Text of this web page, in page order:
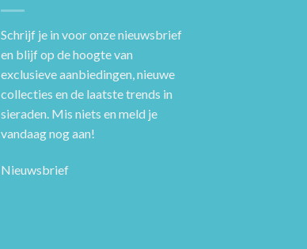
Schrijf je in voor onze nieuwsbrief
en blijf op de hoogte van
exclusieve aanbiedingen, nieuwe
collecties en de laatste trends in
sieraden. Mis niets en meld je
vandaag nog aan!
Nieuwsbrief